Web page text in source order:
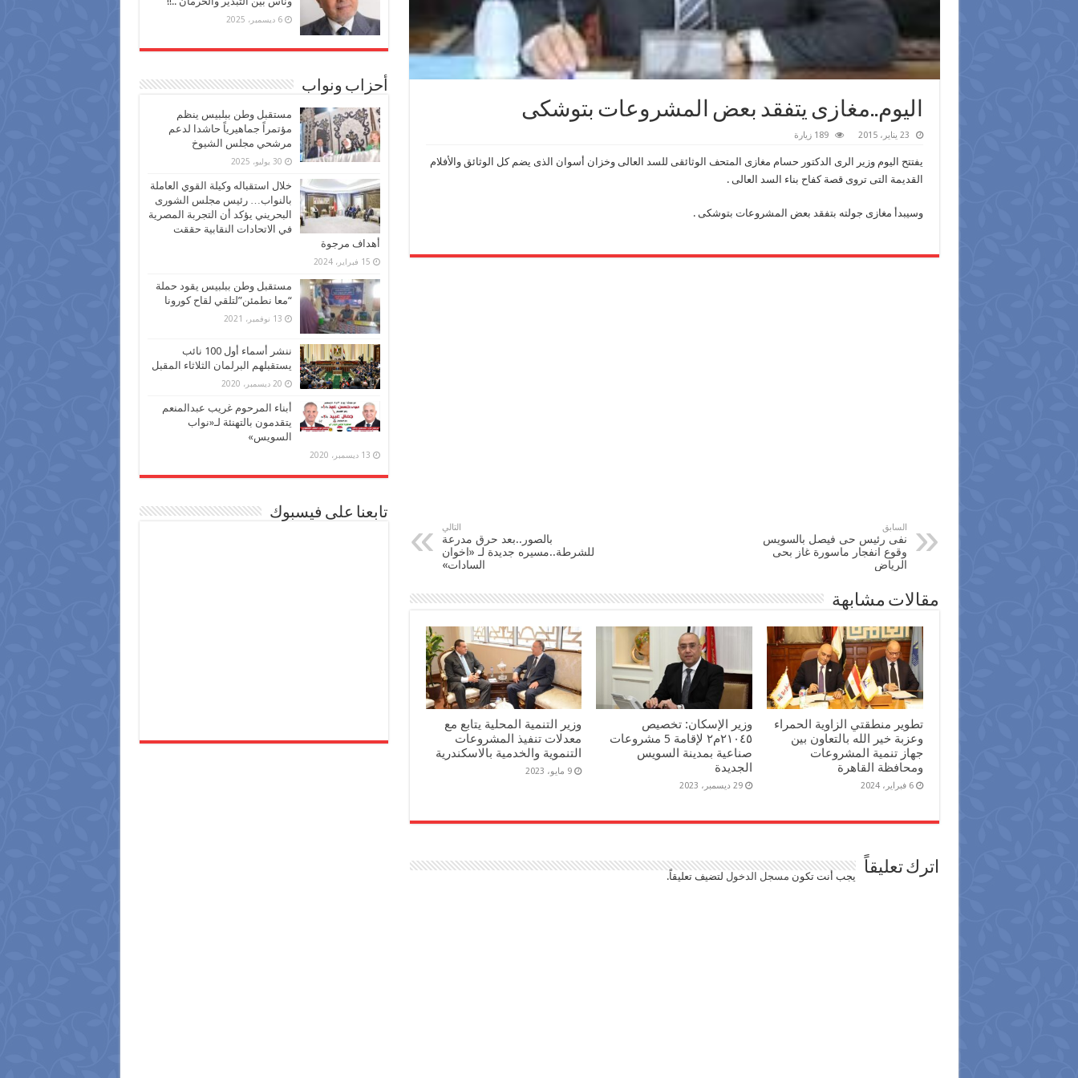
اليوم..مغازى يتفقد بعض المشروعات بتوشكى
23 يناير، 2015 189 زيارة
يفتتح اليوم وزير الرى الدكتور حسام مغازى المتحف الوثائقى للسد العالى وخزان أسوان الذى يضم كل الوثائق والأفلام
القديمة التى تروى قصة كفاح بناء السد العالى .
وسيبدأ مغازى جولته بتفقد بعض المشروعات بتوشكى .
السابق
نفى رئيس حى فيصل بالسويس
وقوع انفجار ماسورة غاز بحى
الرياض
التالي
بالصور..بعد حرق مدرعة
للشرطة..مسيره جديدة لـ «اخوان
السادات»
مقالات مشابهة
تطوير منطقتي الزاوية الحمراء
وعزبة خير الله بالتعاون بين
جهاز تنمية المشروعات
ومحافظة القاهرة
6 فبراير، 2024
وزير الإسكان: تخصيص
٢١٠٤٥م٢ لإقامة 5 مشروعات
صناعية بمدينة السويس
الجديدة
29 ديسمبر، 2023
وزير التنمية المحلية يتابع مع
معدلات تنفيذ المشروعات
التنموية والخدمية بالاسكندرية
9 مايو، 2023
اترك تعليقاً يجب أنت تكون مسجل الدخول لتضيف تعليقاً.
6 ديسمبر، 2025
أحزاب ونواب
مستقبل وطن ببلبيس ينظم
مؤتمراً جماهيرياً حاشدا لدعم
مرشحي مجلس الشيوخ
30 يوليو، 2025
خلال استقباله وكيلة القوي العاملة
بالنواب… رئيس مجلس الشورى
البحريني يؤكد أن التجربة المصرية
في الاتحادات النقابية حققت
أهداف مرجوة
15 فبراير، 2024
مستقبل وطن ببلبيس يقود حملة
“معا نطمئن”لتلقي لقاح كورونا
13 نوفمبر، 2021
ننشر أسماء أول 100 نائب
يستقبلهم البرلمان الثلاثاء المقبل
20 ديسمبر، 2020
أبناء المرحوم غريب عبدالمنعم
يتقدمون بالتهنئة لـ«نواب
السويس»
13 ديسمبر، 2020
تابعنا على فيسبوك